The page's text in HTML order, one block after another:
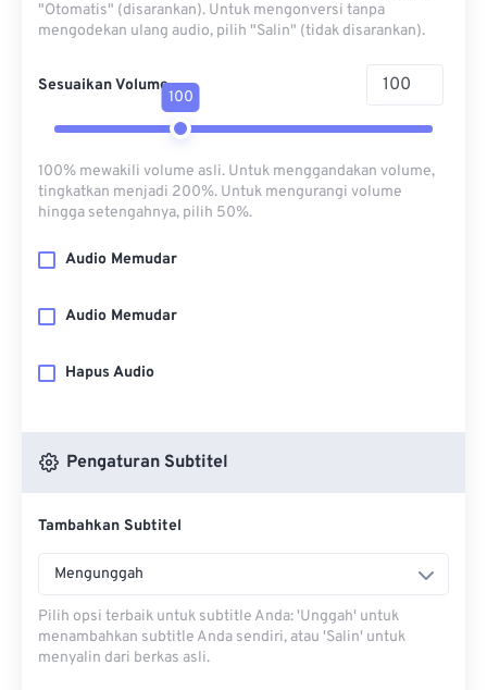
"Otomatis" (disarankan). Untuk mengonversi tanpa
mengodekan ulang audio, pilih "Salin" (tidak disarankan).
Sesuaikan Volume
100
100% mewakili volume asli. Untuk menggandakan volume,
tingkatkan menjadi 200%. Untuk mengurangi volume
hingga setengahnya, pilih 50%.
Audio Memudar
Audio Memudar
Hapus Audio
Pengaturan Subtitel
Tambahkan Subtitel
Mengunggah
Pilih opsi terbaik untuk subtitle Anda: 'Unggah' untuk
menambahkan subtitle Anda sendiri, atau 'Salin' untuk
menyalin dari berkas asli.